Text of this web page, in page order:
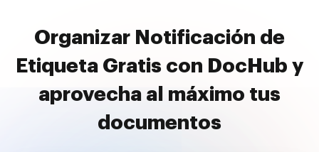
Organizar Notificación de
Etiqueta Gratis con DocHub y
aprovecha al máximo tus
documentos